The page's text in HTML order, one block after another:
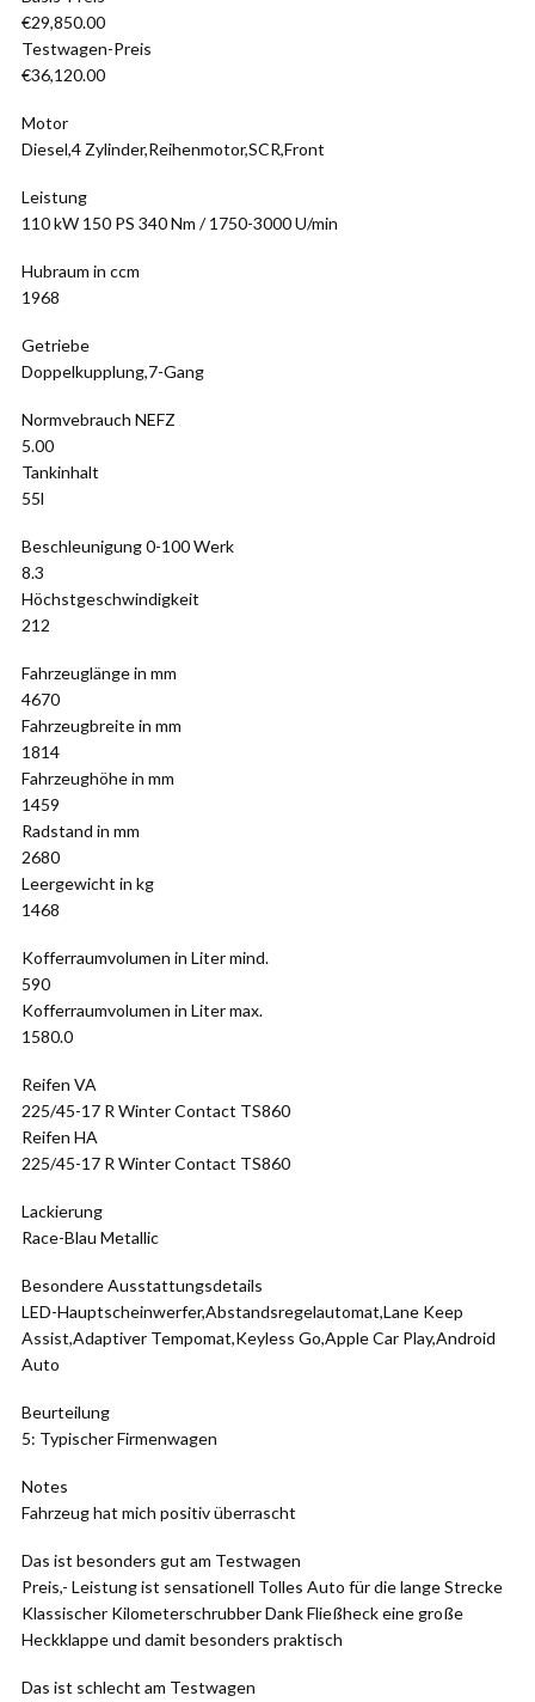
€29,850.00
Testwagen-Preis
€36,120.00
Motor
Diesel,4 Zylinder,Reihenmotor,SCR,Front
Leistung
110 kW 150 PS 340 Nm / 1750-3000 U/min
Hubraum in ccm
1968
Getriebe
Doppelkupplung,7-Gang
Normvebrauch NEFZ
5.00
Tankinhalt
55l
Beschleunigung 0-100 Werk
8.3
Höchstgeschwindigkeit
212
Fahrzeuglänge in mm
4670
Fahrzeugbreite in mm
1814
Fahrzeughöhe in mm
1459
Radstand in mm
2680
Leergewicht in kg
1468
Kofferraumvolumen in Liter mind.
590
Kofferraumvolumen in Liter max.
1580.0
Reifen VA
225/45-17 R Winter Contact TS860
Reifen HA
225/45-17 R Winter Contact TS860
Lackierung
Race-Blau Metallic
Besondere Ausstattungsdetails
LED-Hauptscheinwerfer,Abstandsregelautomat,Lane Keep
Assist,Adaptiver Tempomat,Keyless Go,Apple Car Play,Android
Auto
Beurteilung
5: Typischer Firmenwagen
Notes
Fahrzeug hat mich positiv überrascht
Das ist besonders gut am Testwagen
Preis,- Leistung ist sensationell Tolles Auto für die lange Strecke
Klassischer Kilometerschrubber Dank Fließheck eine große
Heckklappe und damit besonders praktisch
Das ist schlecht am Testwagen